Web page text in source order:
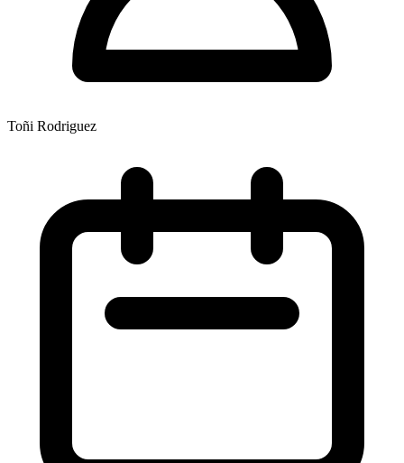
Toñi Rodriguez